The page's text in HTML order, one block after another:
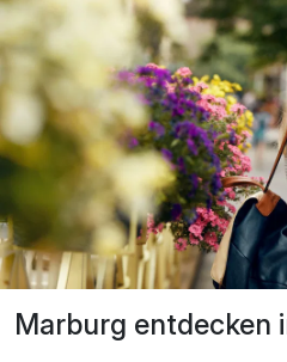
Marburg entdecken